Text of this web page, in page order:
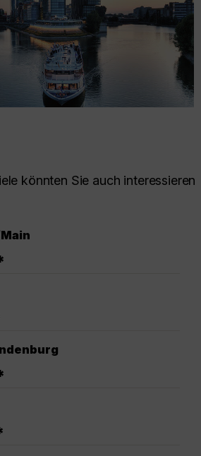
könnten Sie auch interessieren